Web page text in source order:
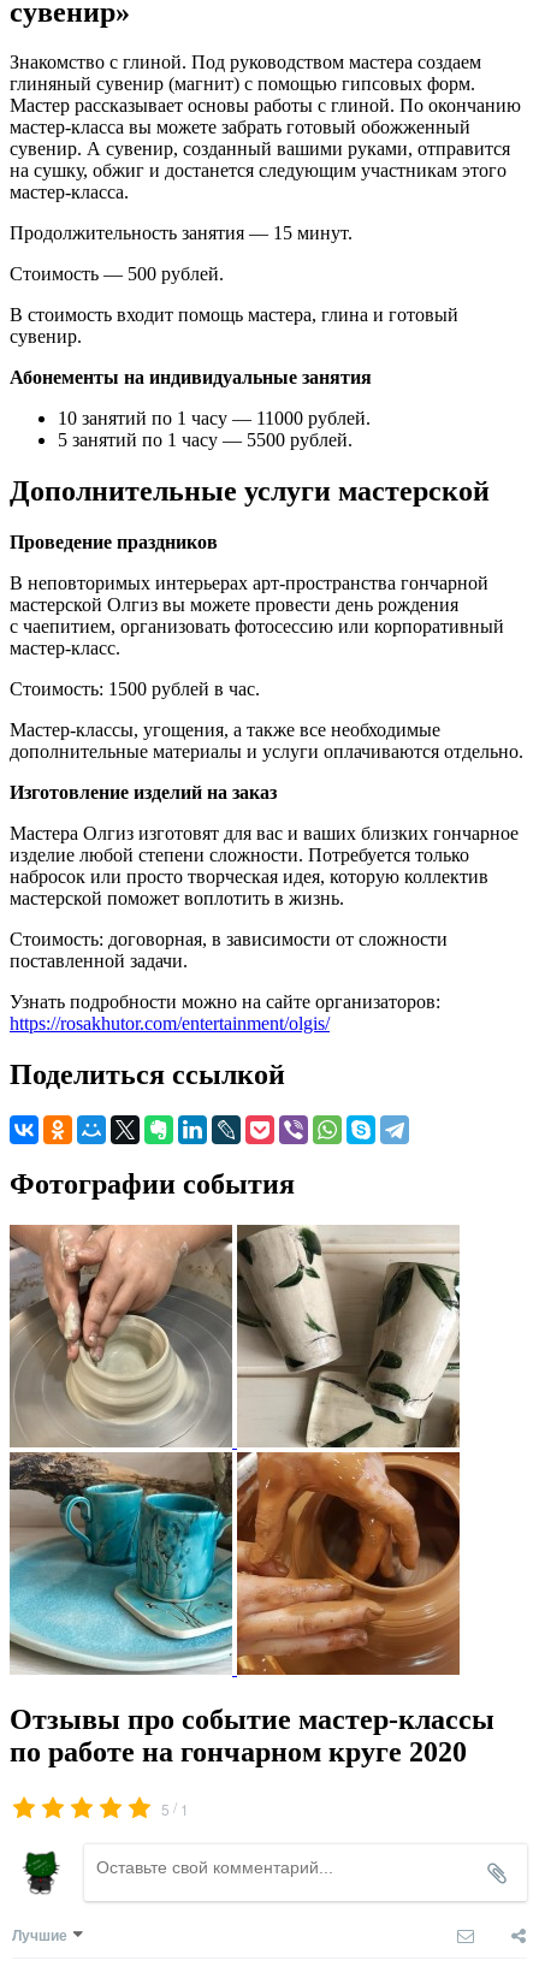
сувенир»
Знакомство с глиной. Под руководством мастера создаем
глиняный сувенир (магнит) с помощью гипсовых форм.
Мастер рассказывает основы работы с глиной. По окончанию
мастер-класса вы можете забрать готовый обожженный
сувенир. А сувенир, созданный вашими руками, отправится
на сушку, обжиг и достанется следующим участникам этого
мастер-класса.
Продолжительность занятия — 15 минут.
Стоимость — 500 рублей.
В стоимость входит помощь мастера, глина и готовый
сувенир.
Абонементы на индивидуальные занятия
10 занятий по 1 часу — 11000 рублей.
5 занятий по 1 часу — 5500 рублей.
Дополнительные услуги мастерской
Проведение праздников
В неповторимых интерьерах арт-пространства гончарной
мастерской Олгиз вы можете провести день рождения
с чаепитием, организовать фотосессию или корпоративный
мастер-класс.
Стоимость: 1500 рублей в час.
Мастер-классы, угощения, а также все необходимые
дополнительные материалы и услуги оплачиваются отдельно.
Изготовление изделий на заказ
Мастера Олгиз изготовят для вас и ваших близких гончарное
изделие любой степени сложности. Потребуется только
набросок или просто творческая идея, которую коллектив
мастерской поможет воплотить в жизнь.
Стоимость: договорная, в зависимости от сложности
поставленной задачи.
Узнать подробности можно на сайте организаторов:
https://rosakhutor.com/entertainment/olgis/
Поделиться ссылкой
Фотографии события
Отзывы про событие мастер-классы
по работе на гончарном круге 2020
5 / 1
Лучшие